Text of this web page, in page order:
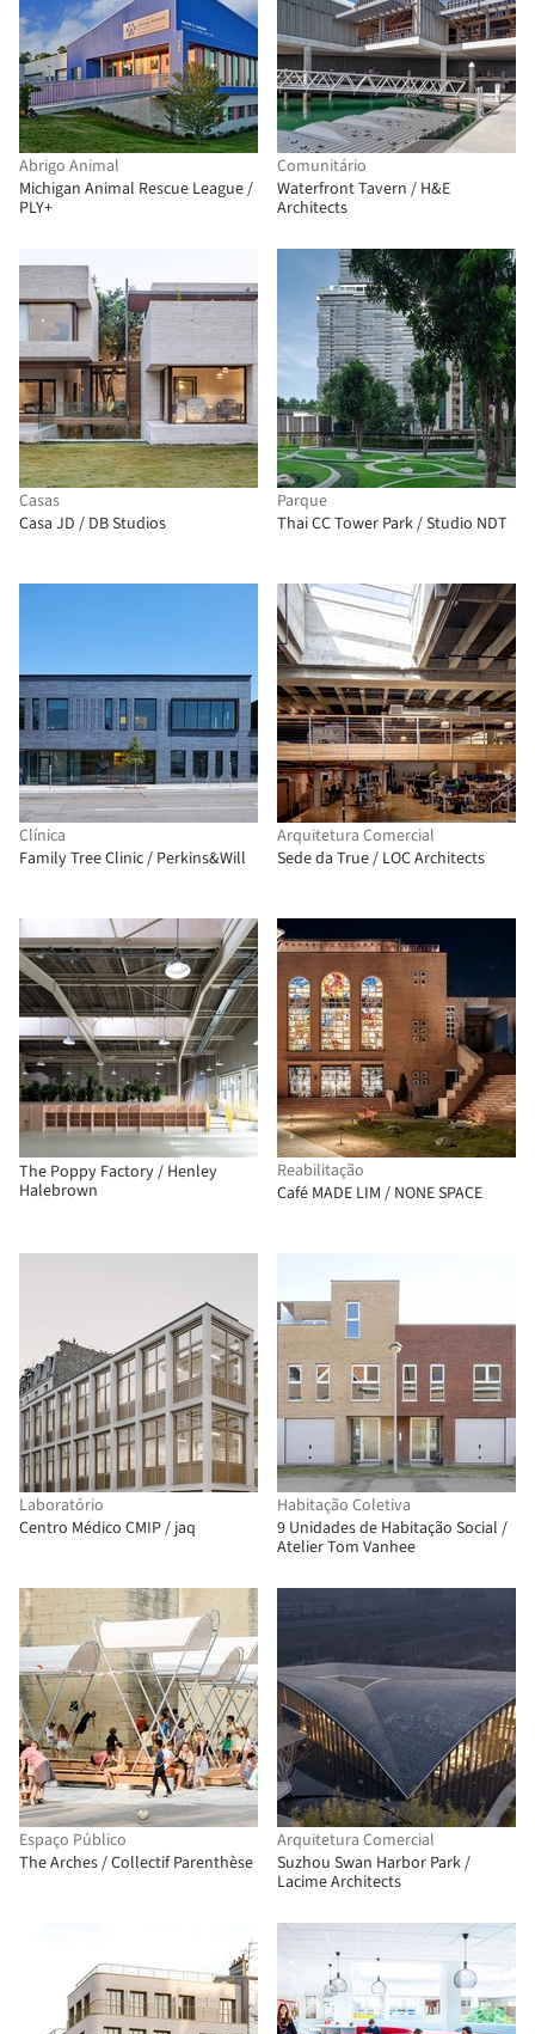
Abrigo Animal
Michigan Animal Rescue League /
PLY+
Comunitário
Waterfront Tavern / H&E
Architects
Casas
Casa JD / DB Studios
Parque
Thai CC Tower Park / Studio NDT
Clínica
Family Tree Clinic / Perkins&Will
Arquitetura Comercial
Sede da True / LOC Architects
The Poppy Factory / Henley
Halebrown
Reabilitação
Café MADE LIM / NONE SPACE
Laboratório
Centro Médico CMIP / jaq
Habitação Coletiva
9 Unidades de Habitação Social /
Atelier Tom Vanhee
Espaço Público
The Arches / Collectif Parenthèse
Arquitetura Comercial
Suzhou Swan Harbor Park /
Lacime Architects